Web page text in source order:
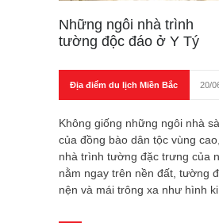
Những ngôi nhà trình
tường độc đáo ở Y Tý
Địa điểm du lịch Miền Bắc 20/
Không giống những ngôi nhà
của đồng bào dân tộc vùng
nhà trình tường đặc trưng của
nằm ngay trên nền đất, tường
nện và mái trông xa như hình